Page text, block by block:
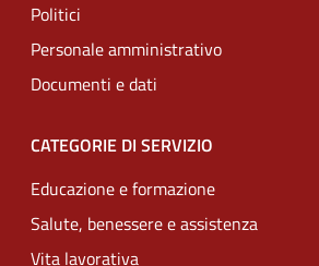
Politici
Personale amministrativo
Documenti e dati
CATEGORIE DI SERVIZIO
Educazione e formazione
Salute, benessere e assistenza
Vita lavorativa